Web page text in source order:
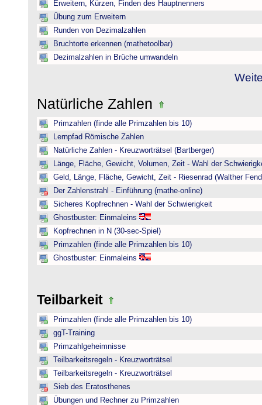
Erweitern, Kürzen, Finden des Hauptnenners
Übung zum Erweitern
Runden von Dezimalzahlen
Bruchtorte erkennen (mathetoolbar)
Dezimalzahlen in Brüche umwandeln
Natürliche Zahlen
Primzahlen (finde alle Primzahlen bis 10)
Lernpfad Römische Zahlen
Natürliche Zahlen - Kreuzworträtsel (Bartberger)
Länge, Fläche, Gewicht, Volumen, Zeit - Wahl der
Geld, Länge, Fläche, Gewicht, Zeit - Riesenrad (Walther
Der Zahlenstrahl - Einführung (mathe-online)
Sicheres Kopfrechnen - Wahl der Schwierigkeit
Ghostbuster: Einmaleins
Kopfrechnen in N (30-sec-Spiel)
Primzahlen (finde alle Primzahlen bis 10)
Ghostbuster: Einmaleins
Teilbarkeit
Primzahlen (finde alle Primzahlen bis 10)
ggT-Training
Primzahlgeheimnisse
Teilbarkeitsregeln - Kreuzworträtsel
Teilbarkeitsregeln - Kreuzworträtsel
Sieb des Eratosthenes
Übungen und Rechner zu Primzahlen